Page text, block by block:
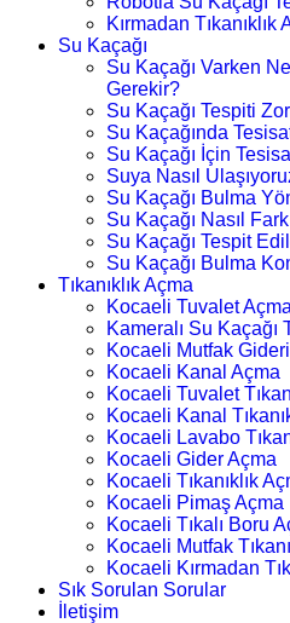
Kırmadan Tıkanıklık
Su Kaçağı
Su Kaçağı Varken
Gerekir?
Su Kaçağı Tespiti
Su Kaçağında
Su Kaçağı İçin
Suya Nasıl
Su Kaçağı Bulma
Su Kaçağı Nasıl
Su Kaçağı Tespit
Su Kaçağı Bulma
Tıkanıklık Açma
Kocaeli Tuvalet Açma
Kameralı Su Kaçağı
Kocaeli Mutfak
Kocaeli Kanal Açma
Kocaeli Tuvalet
Kocaeli Kanal
Kocaeli Lavabo
Kocaeli Gider Açma
Kocaeli Tıkanıklık
Kocaeli Pimaş Açma
Kocaeli Tıkalı Boru
Kocaeli Mutfak
Kocaeli Kırmadan
Sık Sorulan Sorular
İletişim